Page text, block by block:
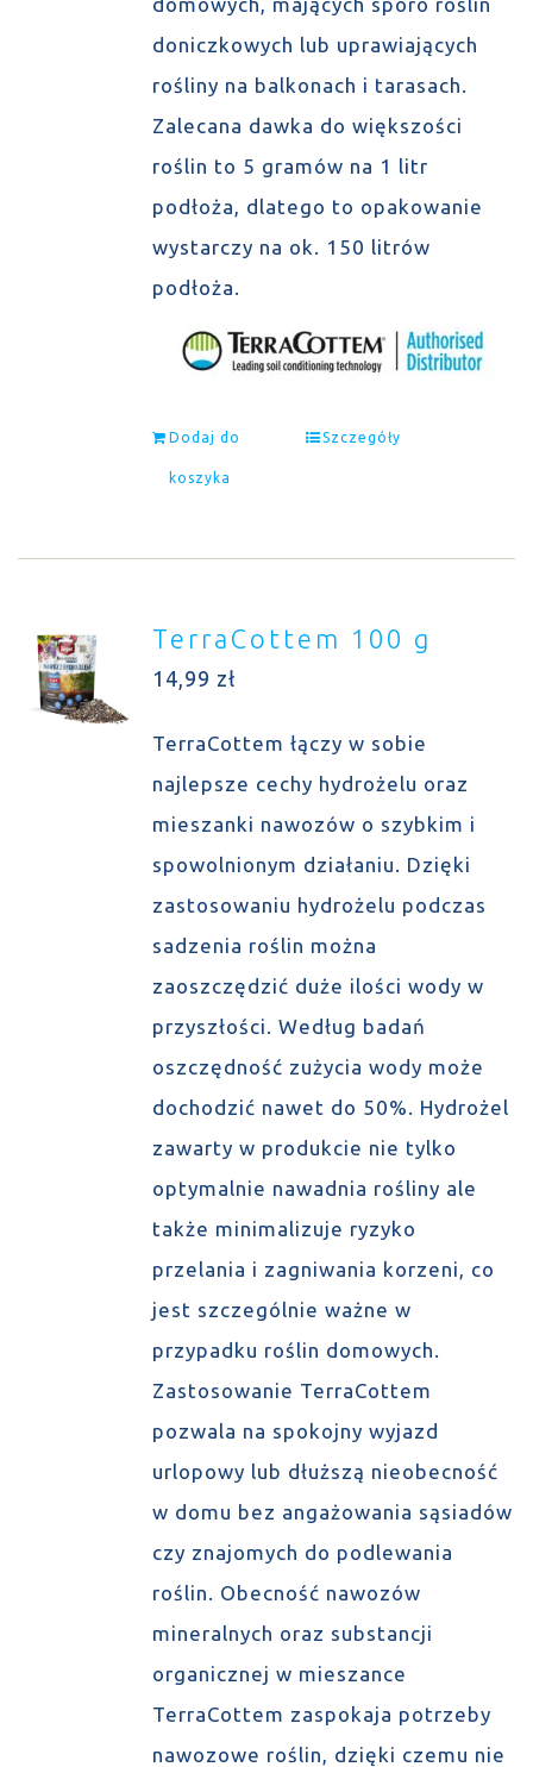
doniczkowych lub uprawiających
rośliny na balkonach i tarasach.
Zalecana dawka do większości
roślin to 5 gramów na 1 litr
podłoża, dlatego to opakowanie
wystarczy na ok. 150 litrów
podłoża.
Dodaj do
koszyka
Szczegóły
TerraCottem 100 g
14,99 zł
TerraCottem łączy w sobie
najlepsze cechy hydrożelu oraz
mieszanki nawozów o szybkim i
spowolnionym działaniu. Dzięki
zastosowaniu hydrożelu podczas
sadzenia roślin można
zaoszczędzić duże ilości wody w
przyszłości. Według badań
oszczędność zużycia wody może
dochodzić nawet do 50%. Hydrożel
zawarty w produkcie nie tylko
optymalnie nawadnia rośliny ale
także minimalizuje ryzyko
przelania i zagniwania korzeni, co
jest szczególnie ważne w
przypadku roślin domowych.
Zastosowanie TerraCottem
pozwala na spokojny wyjazd
urlopowy lub dłuższą nieobecność
w domu bez angażowania sąsiadów
czy znajomych do podlewania
roślin. Obecność nawozów
mineralnych oraz substancji
organicznej w mieszance
TerraCottem zaspokaja potrzeby
nawozowe roślin, dzięki czemu nie